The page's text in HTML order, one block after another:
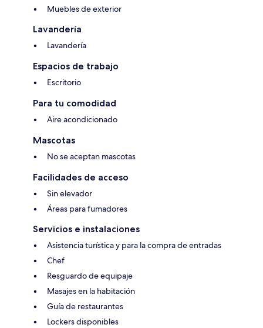
Muebles de exterior
Lavandería
Lavandería
Espacios de trabajo
Escritorio
Para tu comodidad
Aire acondicionado
Mascotas
No se aceptan mascotas
Facilidades de acceso
Sin elevador
Áreas para fumadores
Servicios e instalaciones
Asistencia turística y para la compra de entradas
Chef
Resguardo de equipaje
Masajes en la habitación
Guía de restaurantes
Lockers disponibles